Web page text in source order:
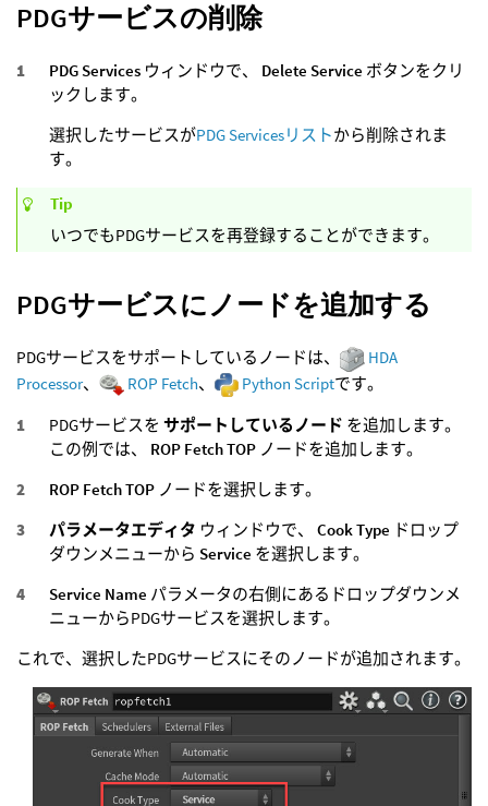
PDGサービスの削除
PDG Services ウィンドウで、 Delete Service ボタンをクリ
ックします。
選択したサービスがPDG Servicesリストから削除されま
す。
Tip
いつでもPDGサービスを再登録することができます。
PDGサービスにノードを追加する
PDGサービスをサポートしているノードは、
HDA
Processor、 ROP Fetch、 Python Scriptです。
PDGサービスを サポートしているノード を追加します。
この例では、 ROP Fetch TOP ノードを追加します。
ROP Fetch TOP ノードを選択します。
パラメータエディタ ウィンドウで、 Cook Type ドロップ
ダウンメニューから Service を選択します。
Service Name パラメータの右側にあるドロップダウンメ
ニューからPDGサービスを選択します。
これで、選択したPDGサービスにそのノードが追加されます。